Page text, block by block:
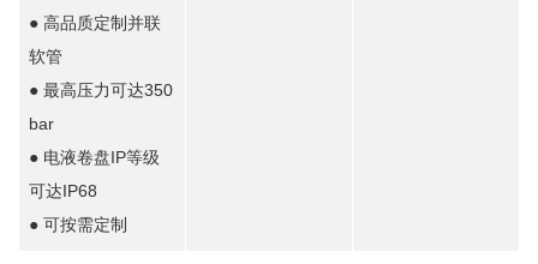
● 高品质定制并联
软管
● 最高压力可达350
bar
● 电液卷盘IP等级
可达IP68
● 可按需定制